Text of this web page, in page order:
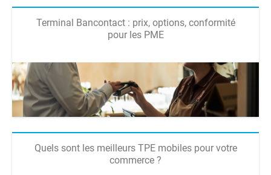
Terminal Bancontact : prix, options, conformité
pour les PME
Quels sont les meilleurs TPE mobiles pour votre
commerce ?